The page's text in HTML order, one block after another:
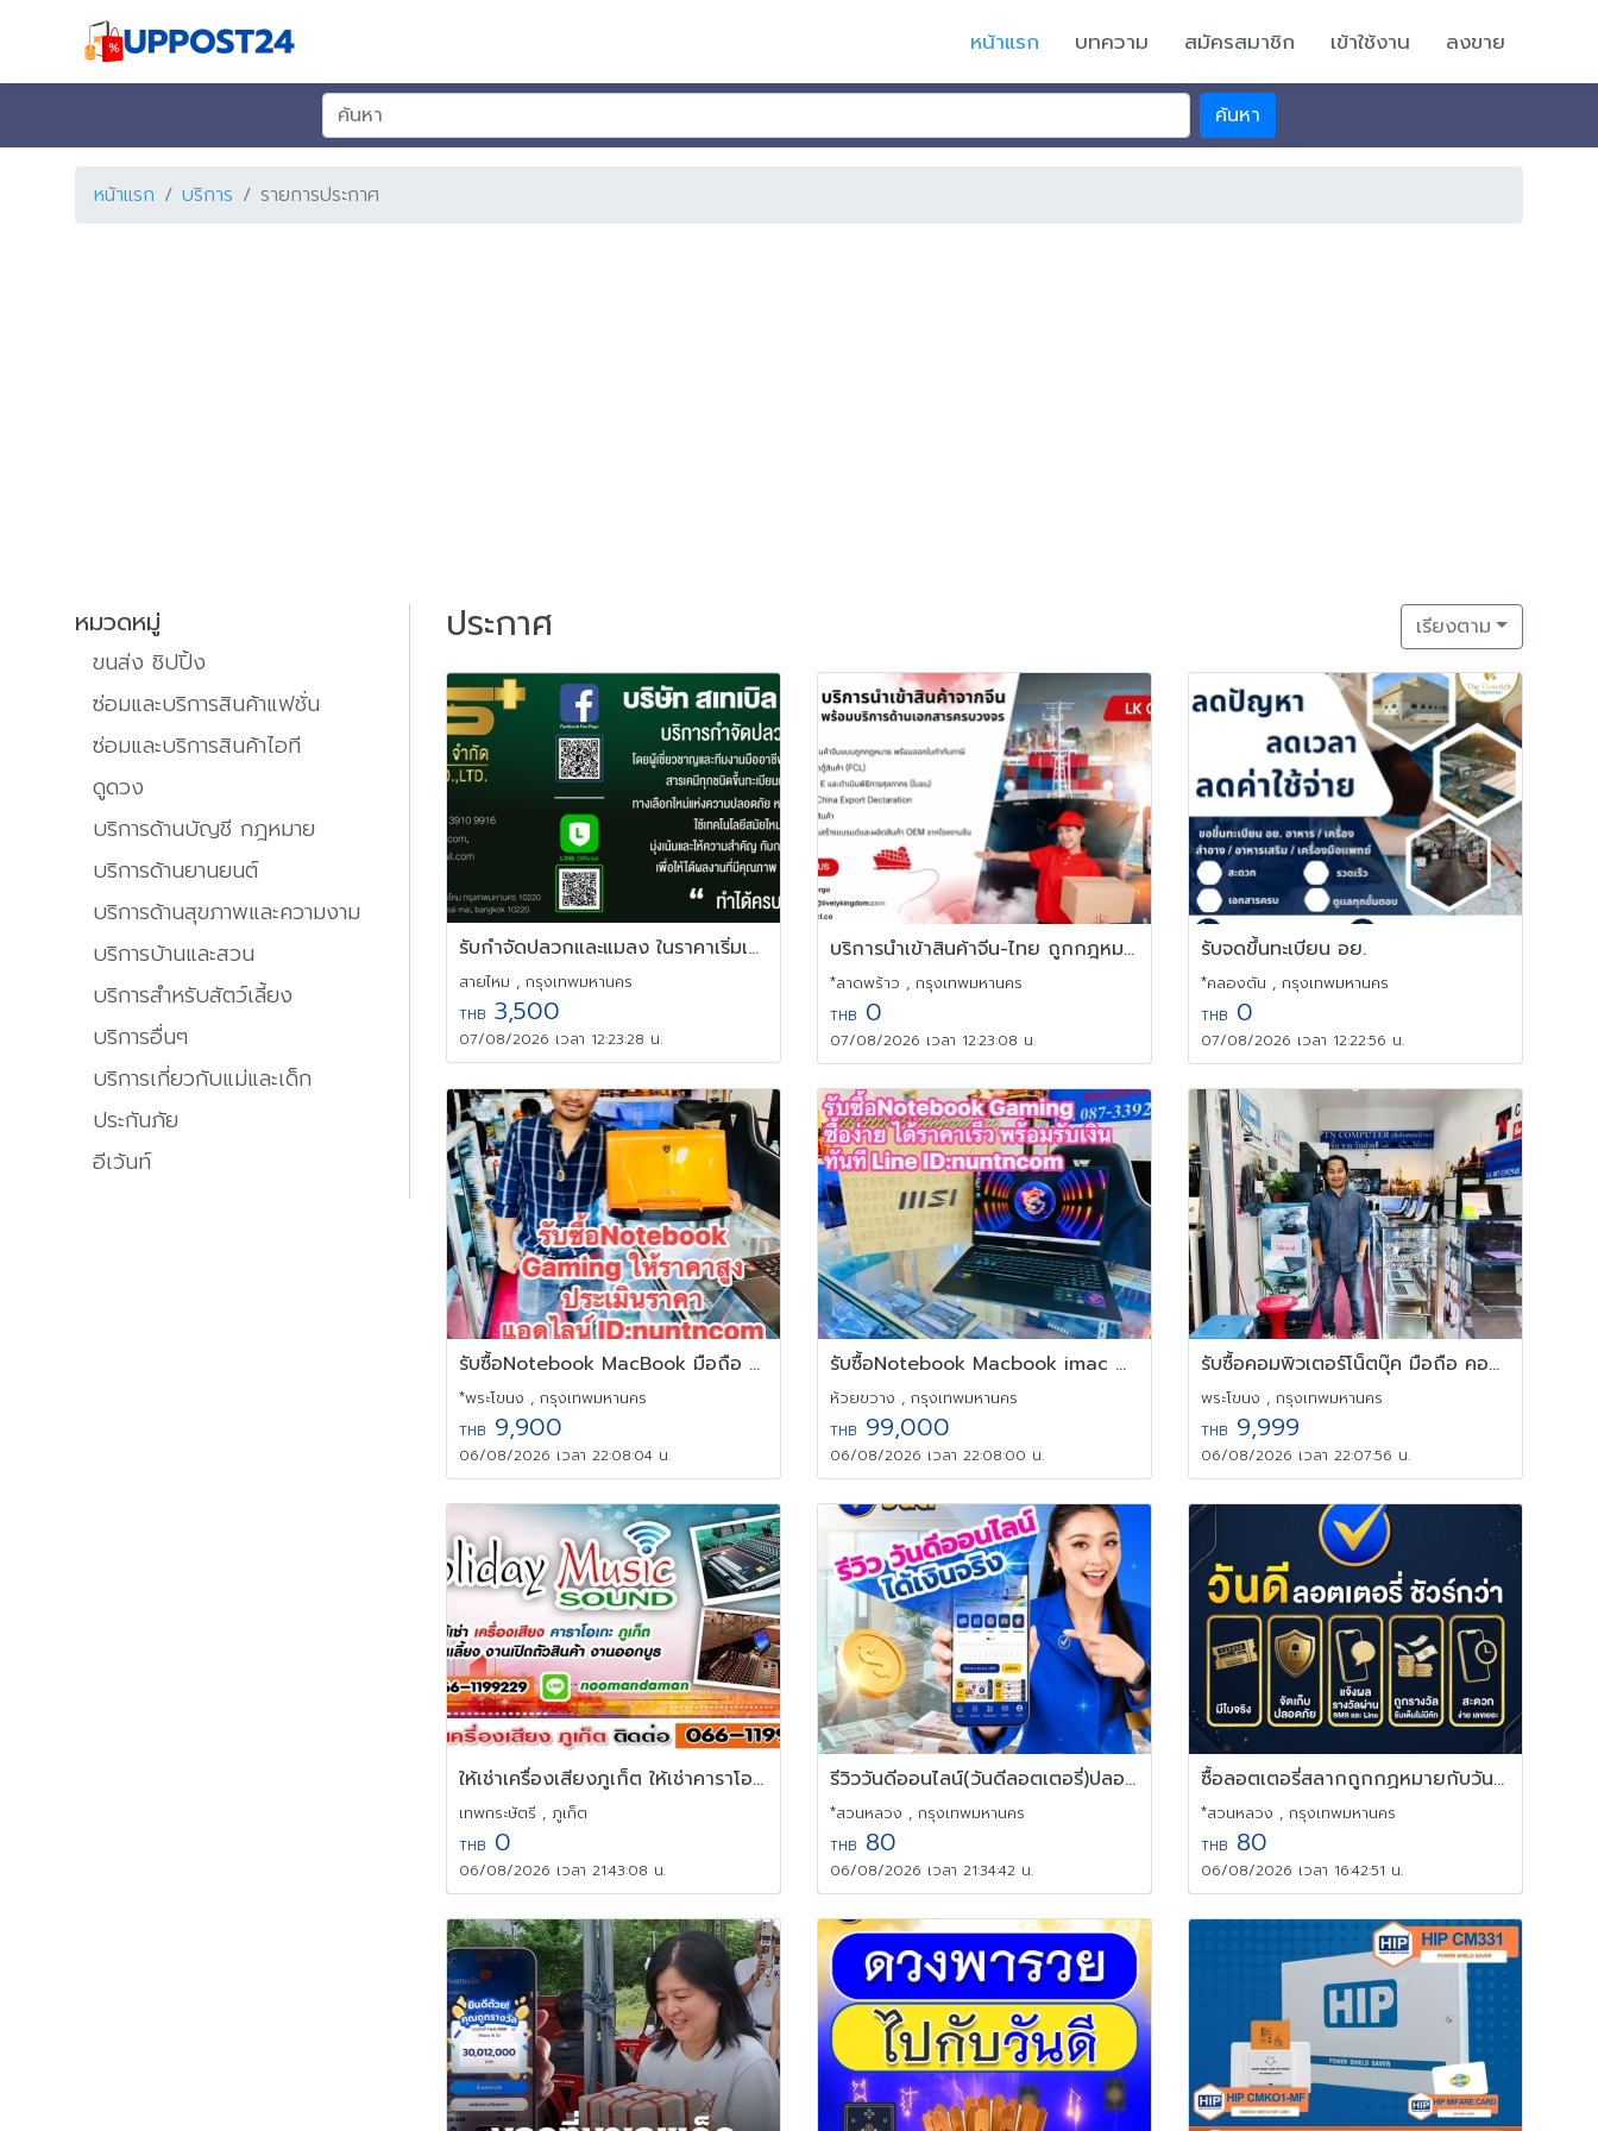
หน้าแรก บทความ สมัครสมาชิก เข้าใช้งาน ลงขาย
ค้นหา
หน้าแรก บริการ รายการประกาศ
หมวดหมู่
ขนส่ง ชิปปิ้ง
ซ่อมและบริการสินค้าแฟชั่น
ซ่อมและบริการสินค้าไอที
ดูดวง
บริการด้านบัญชี กฎหมาย
บริการด้านยานยนต์
บริการด้านสุขภาพและความงาม
บริการบ้านและสวน
บริการสำหรับสัตว์เลี้ยง
บริการอื่นๆ
บริการเกี่ยวกับแม่และเด็ก
ประกันภัย
อีเว้นท์
ประกาศ เรียงตาม
รับกำจัดปลวกและแมลง ในราคาเริ่มเพียง 3,500 บาท
สายไหม , กรุงเทพมหานคร
THB 3,500
07/08/2026 เวลา 12:23:28 น.
บริการนำเข้าสินค้าจีน-ไทย ถูกกฎหมาย พร้อมบริการด้านเอกสารครบวงจร
*ลาดพร้าว , กรุงเทพมหานคร
THB0
07/08/2026 เวลา 12:23:08 น.
รับจดขึ้นทะเบียน อย.
*คลองตัน , กรุงเทพมหานคร
THB0
07/08/2026 เวลา 12:22:56 น.
รับซื้อNotebook MacBook มือถือ หน้าจอเกมส์มิ่ง ให้ราคาสูง
*พระโขนง , กรุงเทพมหานคร
THB 9,900
06/08/2026 เวลา 22:08:04 น.
รับซื้อNotebook Macbook imac Notebookgaming ทุกรุ่นให้ราคาสูง
ห้วยขวาง , กรุงเทพมหานคร
THB99,000
06/08/2026 เวลา 22:08:00 น.
รับซื้อคอมพิวเตอร์โน็ตบุ๊ค มือถือ คอมสำหนักงาน โน๊ตบุ๊คจำนวนมาก
พระโขนง , กรุงเทพมหานคร
THB9,999
06/08/2026 เวลา 22:07:56 น.
ให้เช่าเครื่องเสียงภูเก็ต ให้เช่าคาราโอเกะภูเก็ต
เทพกระษัตรี , ภูเก็ต
THB 0
06/08/2026 เวลา 21:43:08 น.
รีวิววันดีออนไลน์(วันดีลอตเตอรี่)ปลอดภัยได้เงินจริงไหม?
*สวนหลวง , กรุงเทพมหานคร
THB80
06/08/2026 เวลา 21:34:42 น.
ซื้อลอตเตอรี่สลากถูกกฏหมายกับวันดีออนไลน์ดีอย่างไร|Vandee Online
*สวนหลวง , กรุงเทพมหานคร
THB80
06/08/2026 เวลา 16:42:51 น.